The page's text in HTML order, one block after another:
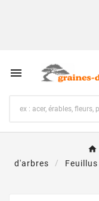

d'arbres
Feuillus